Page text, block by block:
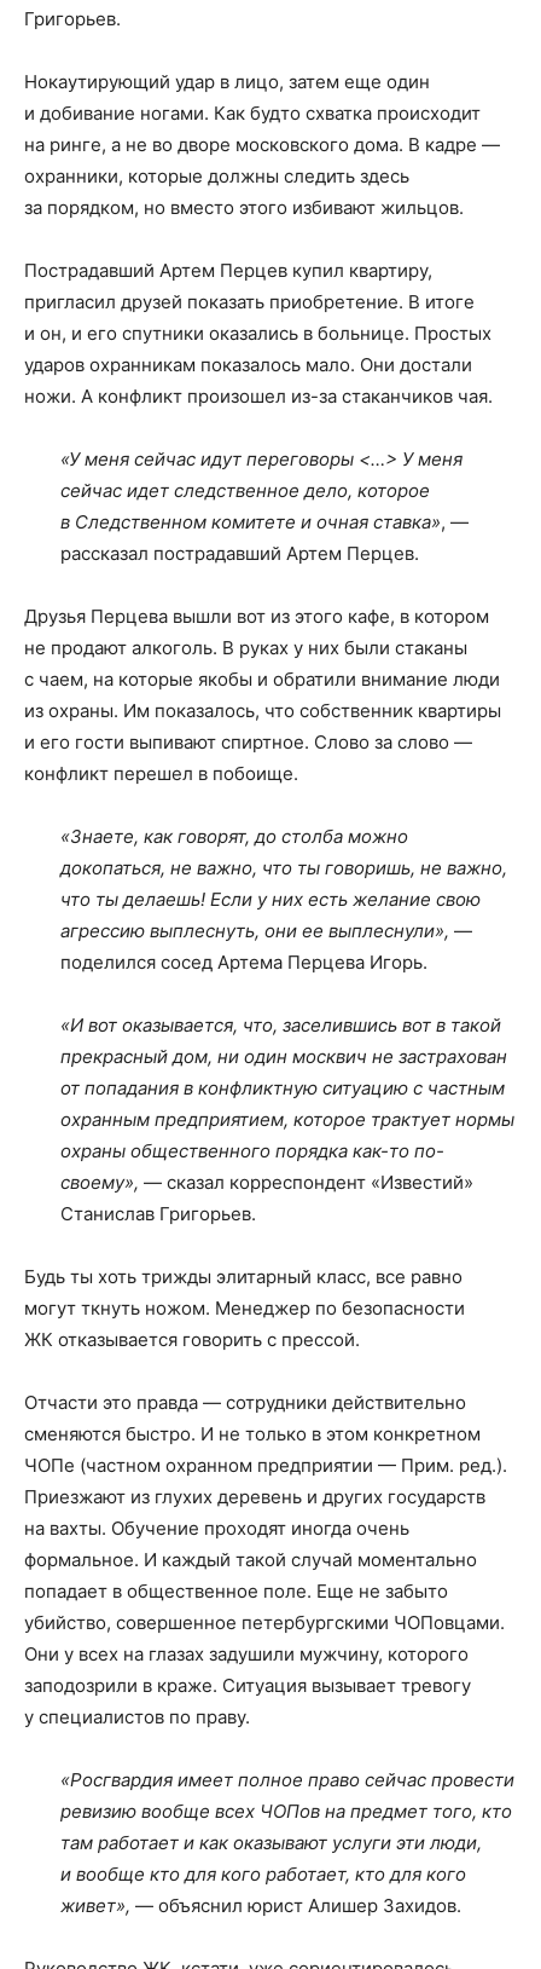
Григорьев.
Нокаутирующий удар в лицо, затем еще один
и добивание ногами. Как будто схватка происходит
на ринге, а не во дворе московского дома. В кадре —
охранники, которые должны следить здесь
за порядком, но вместо этого избивают жильцов.
Пострадавший Артем Перцев купил квартиру,
пригласил друзей показать приобретение. В итоге
и он, и его спутники оказались в больнице. Простых
ударов охранникам показалось мало. Они достали
ножи. А конфликт произошел из-за стаканчиков чая.
«У меня сейчас идут переговоры <…> У меня
сейчас идет следственное дело, которое
в Следственном комитете и очная ставка», —
рассказал пострадавший Артем Перцев.
Друзья Перцева вышли вот из этого кафе, в котором
не продают алкоголь. В руках у них были стаканы
с чаем, на которые якобы и обратили внимание люди
из охраны. Им показалось, что собственник квартиры
и его гости выпивают спиртное. Слово за слово —
конфликт перешел в побоище.
«Знаете, как говорят, до столба можно
докопаться, не важно, что ты говоришь, не важно,
что ты делаешь! Если у них есть желание свою
агрессию выплеснуть, они ее выплеснули», —
поделился сосед Артема Перцева Игорь.
«И вот оказывается, что, заселившись вот в такой
прекрасный дом, ни один москвич не застрахован
от попадания в конфликтную ситуацию с частным
охранным предприятием, которое трактует нормы
охраны общественного порядка как-то по-
своему», — сказал корреспондент «Известий»
Станислав Григорьев.
Будь ты хоть трижды элитарный класс, все равно
могут ткнуть ножом. Менеджер по безопасности
ЖК отказывается говорить с прессой.
Отчасти это правда — сотрудники действительно
сменяются быстро. И не только в этом конкретном
ЧОПе (частном охранном предприятии — Прим. ред.).
Приезжают из глухих деревень и других государств
на вахты. Обучение проходят иногда очень
формальное. И каждый такой случай моментально
попадает в общественное поле. Еще не забыто
убийство, совершенное петербургскими ЧОПовцами.
Они у всех на глазах задушили мужчину, которого
заподозрили в краже. Ситуация вызывает тревогу
у специалистов по праву.
«Росгвардия имеет полное право сейчас провести
ревизию вообще всех ЧОПов на предмет того, кто
там работает и как оказывают услуги эти люди,
и вообще кто для кого работает, кто для кого
живет», — объяснил юрист Алишер Захидов.